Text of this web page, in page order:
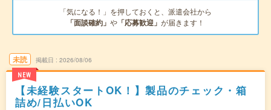
「気になる！」を押しておくと、派遣会社から
「面談確約」 や 「応募歓迎」 が届きます！
未読
NEW
掲載日 2026/08/06
【未経験スタートOK！】製品のチェック・箱
詰め/日払いOK